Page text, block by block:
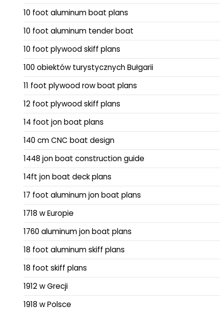
10 foot aluminum boat plans
10 foot aluminum tender boat
10 foot plywood skiff plans
100 obiektów turystycznych Bułgarii
11 foot plywood row boat plans
12 foot plywood skiff plans
14 foot jon boat plans
140 cm CNC boat design
1448 jon boat construction guide
14ft jon boat deck plans
17 foot aluminum jon boat plans
1718 w Europie
1760 aluminum jon boat plans
18 foot aluminum skiff plans
18 foot skiff plans
1912 w Grecji
1918 w Polsce